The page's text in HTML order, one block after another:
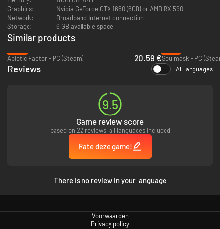
vaardigheden gebaseerde gevechten
Pas gebouwen aan met functioneel meubilair en allerlei decoratieve
items
Graphics:
Nvidia GeForce GTX 1660 (6GB) or AMD RX 590
Network:
Broadband Internet connection
Storage:
6 GB available space
Similar products
Abiotic Factor - PC (Steam)
20.59 €Soulmask - PC
Reviews All languages
9.5
Game review score
based on 22 reviews, all languages included
Rate deze game!
There is no review in your language
Voorwaarden
Privacy policy